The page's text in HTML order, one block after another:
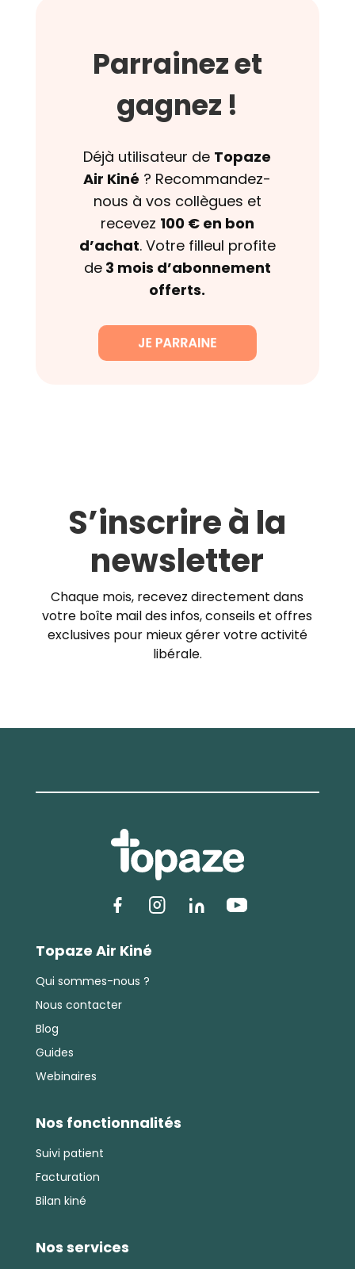
Parrainez et
gagnez !
Déjà utilisateur de Topaze
Air Kiné ? Recommandez-
nous à vos collègues et
recevez 100 € en bon
d’achat. Votre filleul profite
de3 mois d’abonnement
offerts.
S’inscrire à la
newsletter
Chaque mois, recevez directement dans
votre boîte mail des infos, conseils et offres
exclusives pour mieux gérer votre activité
libérale.
Topaze Air Kiné
Qui sommes-nous ?
Nous contacter
Blog
Guides
Webinaires
Nos fonctionnalités
Suivi patient
Facturation
Bilan kiné
Nos services